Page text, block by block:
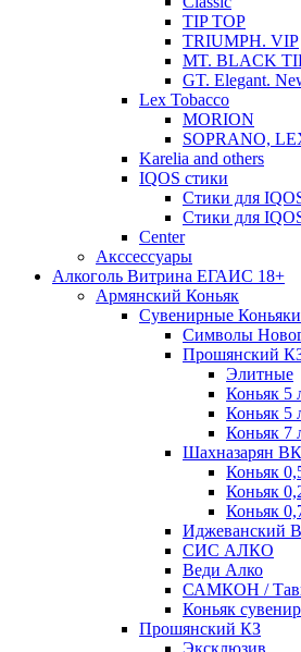
TIP TOP
TRIUMPH. VIP
MT. BLACK
GT. Elegant.
Lex Tobacco
MORION
SOPRANO,
Karelia and others
IQOS стики
Стики для
Стики для
Сenter
Акссессуары
Алкоголь Витрина ЕГАИС 18+
Армянский Коньяк
Сувенирные Коньяки
Символы
Прошянский
Элитные
Коньяк 5
Коньяк 5
Коньяк 7
Шахназарян
Коньяк
Коньяк
Коньяк
Иджеванский
СИС АЛКО
Веди Алко
САМКОН /
Коньяк
Прошянский КЗ
Эксклюзив